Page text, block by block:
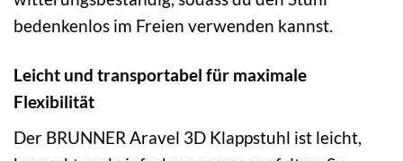
bedenkenlos im Freien verwenden kannst.
Leicht und transportabel für maximale
Flexibilität
Der BRUNNER Aravel 3D Klappstuhl ist leicht,